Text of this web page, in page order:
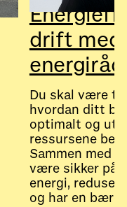
drift med
Du skal være
hvordan ditt
optimalt og
ressursene
Sammen med
være sikker på
energi,
og har en